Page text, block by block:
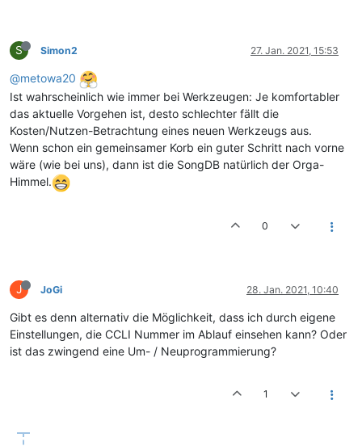
S Simon2 27. Jan. 2021, 15:53
@metowa20
Ist wahrscheinlich wie immer bei Werkzeugen: Je komfortabler
das aktuelle Vorgehen ist, desto schlechter fällt die
Kosten/Nutzen-Betrachtung eines neuen Werkzeugs aus.
Wenn schon ein gemeinsamer Korb ein guter Schritt nach vorne
wäre (wie bei uns), dann ist die SongDB natürlich der Orga-
Himmel.
0
J JoGi 28. Jan. 2021, 10:40
Gibt es denn alternativ die Möglichkeit, dass ich durch eigene
Einstellungen, die CCLI Nummer im Ablauf einsehen kann? Oder
ist das zwingend eine Um- / Neuprogrammierung?
1